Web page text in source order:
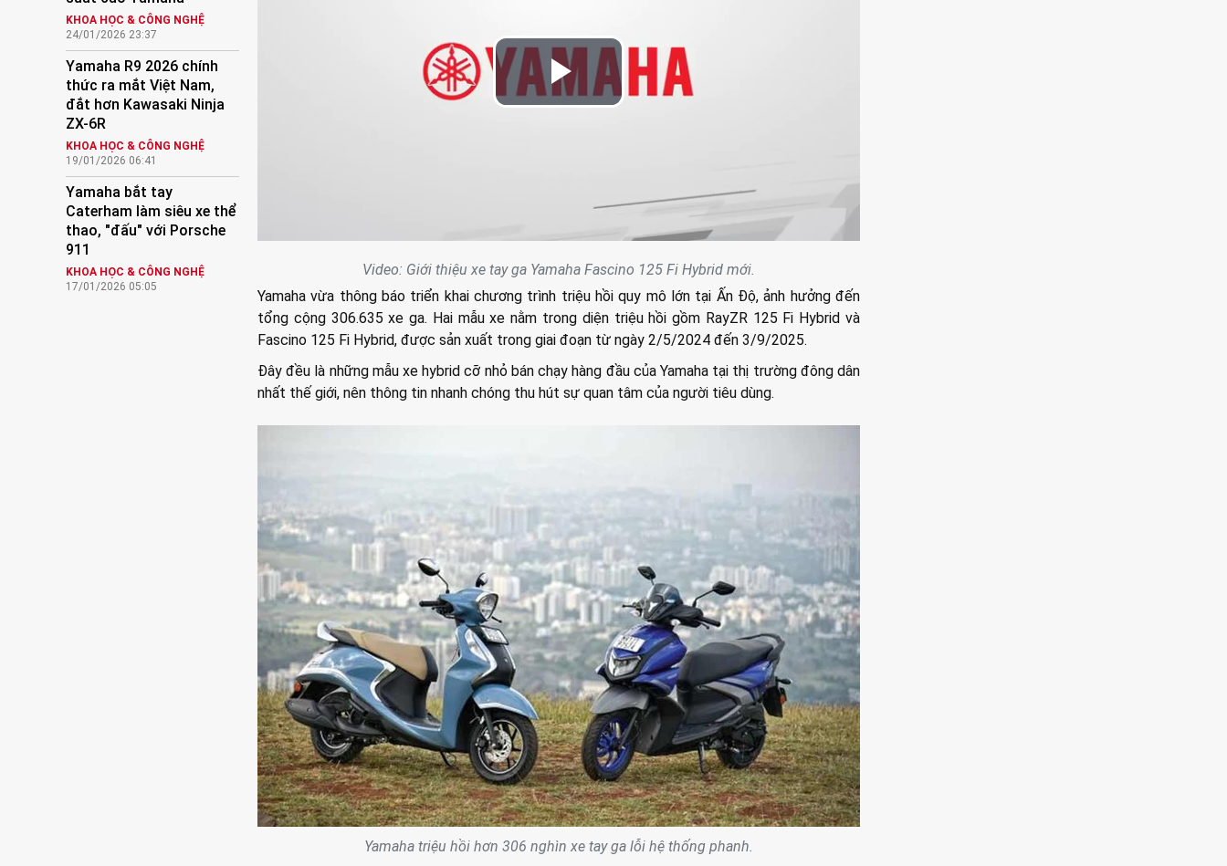
KHOA HỌC & CÔNG NGHỆ
24/01/2026 23:37
Yamaha R9 2026 chính
thức ra mắt Việt Nam,
đắt hơn Kawasaki Ninja
ZX-6R
KHOA HỌC & CÔNG NGHỆ
19/01/2026 06:41
Yamaha bắt tay
Caterham làm siêu xe thể
thao, "đấu" với Porsche
911
KHOA HỌC & CÔNG NGHỆ
17/01/2026 05:05
Play
Video: Giới thiệu xe tay ga Yamaha Fascino 125 Fi Hybrid mới.
Yamaha vừa thông báo triển khai chương trình triệu hồi quy mô lớn tại Ấn Độ, ảnh hưởng đến
tổng cộng 306.635 xe ga. Hai mẫu xe nằm trong diện triệu hồi gồm RayZR 125 Fi Hybrid và
Fascino 125 Fi Hybrid, được sản xuất trong giai đoạn từ ngày 2/5/2024 đến 3/9/2025.
Đây đều là những mẫu xe hybrid cỡ nhỏ bán chạy hàng đầu của Yamaha tại thị trường đông dân
nhất thế giới, nên thông tin nhanh chóng thu hút sự quan tâm của người tiêu dùng.
Yamaha triệu hồi hơn 306 nghìn xe tay ga lỗi hệ thống phanh.